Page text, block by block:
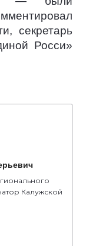
секретарь
Росси»
Калужской